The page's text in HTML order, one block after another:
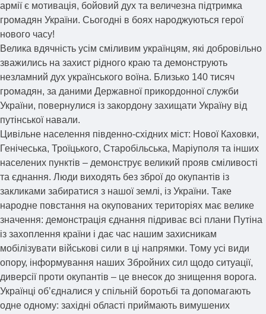
армії є мотивація, бойовий дух та величезна підтримка
громадян України. Сьогодні в боях народжуються герої
нового часу!
Велика вдячність усім сміливим українцям, які добровільно
зважились на захист рідного краю та демонструють
незламний дух українського воїна. Близько 140 тисяч
громадян, за даними Державної прикордонної служби
України, повернулися із закордону захищати Україну від
путінської навали.
Цивільне населення південно-східних міст: Нової Каховки,
Генічеська, Троїцького, Старобільська, Маріуполя та інших
населених пунктів – демонструє великий прояв сміливості
та єднання. Люди виходять без зброї до окупантів із
закликами забиратися з нашої землі, із України. Таке
народне повстання на окупованих територіях має велике
значення: демонстрація єднання підриває всі плани Путіна
із захоплення країни і дає час нашим захисникам
мобілізувати військові сили в ці напрямки. Тому усі види
опору, інформування наших Збройних сил щодо ситуації,
диверсії проти окупантів – це внесок до знищення ворога.
Українці об’єдналися у спільній боротьбі та допомагають
одне одному: західні області приймають вимушених